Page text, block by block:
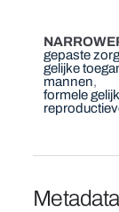
gepaste
gelijke
mannen
formele
Metadata